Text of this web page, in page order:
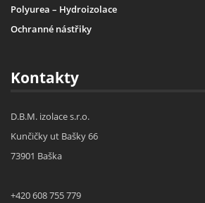
Polyurea – Hydroizolace
Ochranné nástřiky
Kontakty
D.B.M. izolace s.r.o.
Kunčičky ut Bašky 66
73901 Baška
+420 608 755 779